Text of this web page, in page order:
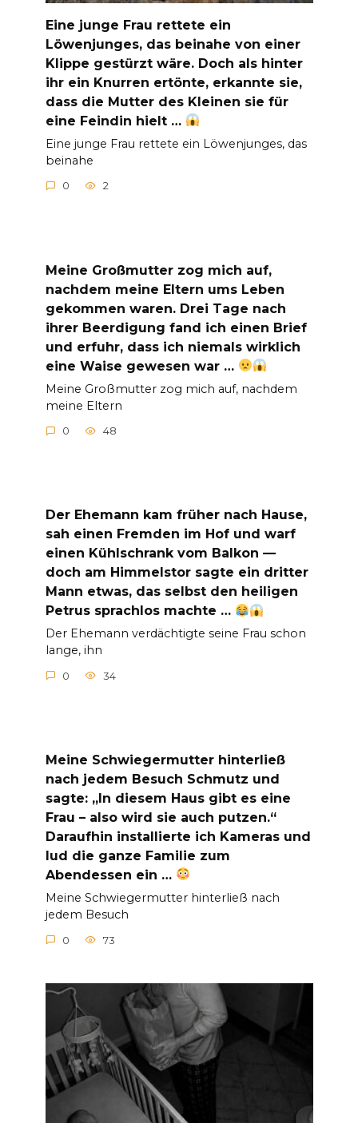
Eine junge Frau rettete ein
Löwenjunges, das beinahe von einer
Klippe gestürzt wäre. Doch als hinter
ihr ein Knurren ertönte, erkannte sie,
dass die Mutter des Kleinen sie für
eine Feindin hielt …
Eine junge Frau rettete ein Löwenjunges, das
beinahe
0 2
Meine Großmutter zog mich auf,
nachdem meine Eltern ums Leben
gekommen waren. Drei Tage nach
ihrer Beerdigung fand ich einen Brief
und erfuhr, dass ich niemals wirklich
eine Waise gewesen war …
Meine Großmutter zog mich auf, nachdem
meine Eltern
0 48
Der Ehemann kam früher nach Hause,
sah einen Fremden im Hof und warf
einen Kühlschrank vom Balkon —
doch am Himmelstor sagte ein dritter
Mann etwas, das selbst den heiligen
Petrus sprachlos machte …
Der Ehemann verdächtigte seine Frau schon
lange, ihn
0 34
Meine Schwiegermutter hinterließ
nach jedem Besuch Schmutz und
sagte: „In diesem Haus gibt es eine
Frau – also wird sie auch putzen.“
Daraufhin installierte ich Kameras und
lud die ganze Familie zum
Abendessen ein …
Meine Schwiegermutter hinterließ nach
jedem Besuch
0 73